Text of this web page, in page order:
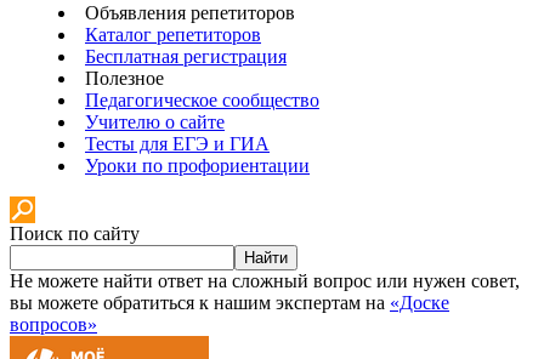
Объявления репетиторов
Каталог репетиторов
Бесплатная регистрация
Полезное
Педагогическое сообщество
Учителю о сайте
Тесты для ЕГЭ и ГИА
Уроки по профориентации
Поиск по сайту
Найти
Не можете найти ответ на сложный вопрос или нужен совет,
вы можете обратиться к нашим экспертам на «Доске
вопросов»